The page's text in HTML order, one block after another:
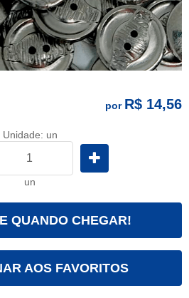
por R$ 14,56
Unidade: un
un
QUANDO CHEGAR!
AOS FAVORITOS